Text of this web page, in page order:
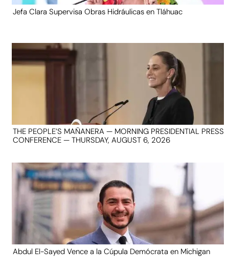
Jefa Clara Supervisa Obras Hidráulicas en Tláhuac
THE PEOPLE’S MAÑANERA — MORNING PRESIDENTIAL PRESS
CONFERENCE — THURSDAY, AUGUST 6, 2026
Abdul El-Sayed Vence a la Cúpula Demócrata en Michigan